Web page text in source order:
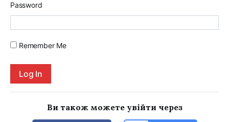
Password
Remember Me
Ви також можете увійти через